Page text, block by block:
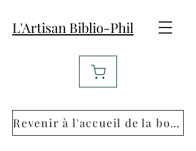
L'Artisan Biblio-Phil
Revenir à l'accueil de la boutique